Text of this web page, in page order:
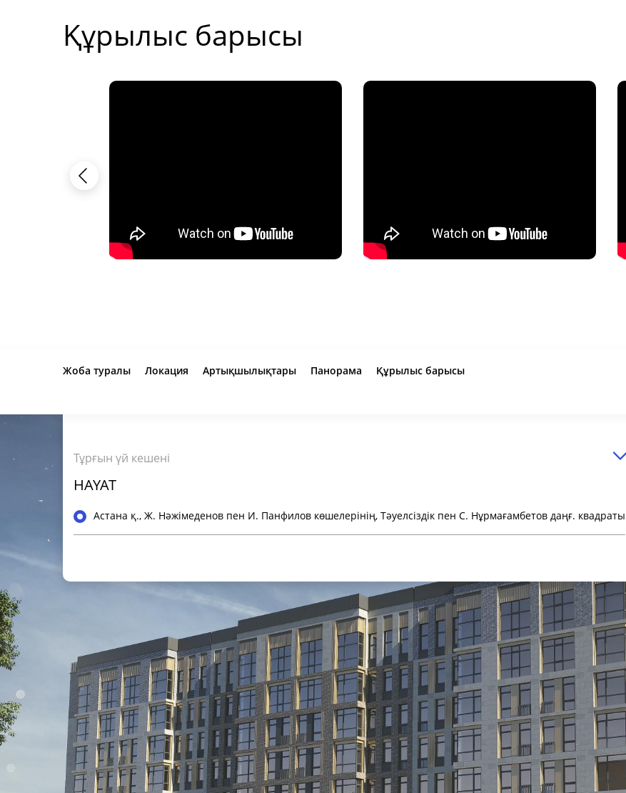
Құрылыс барысы
Жоба туралы Локация Артықшылықтары Панорама Құрылыс барысы
Тұрғын үй кешені
HAYAT
Астана қ., Ж. Нәжімеденов пен И. Панфилов көшелерінің, Тәуелсіздік пен С. Нұрмағамбетов даңғ. квадраты
Жалпы ақпарат
Бизнес
от 52 до 188 м2
Қабаттылығы
7
Кезектер саны
1
Төбелердің биіктігі
3 - 4,5 м
Паркинг
есть